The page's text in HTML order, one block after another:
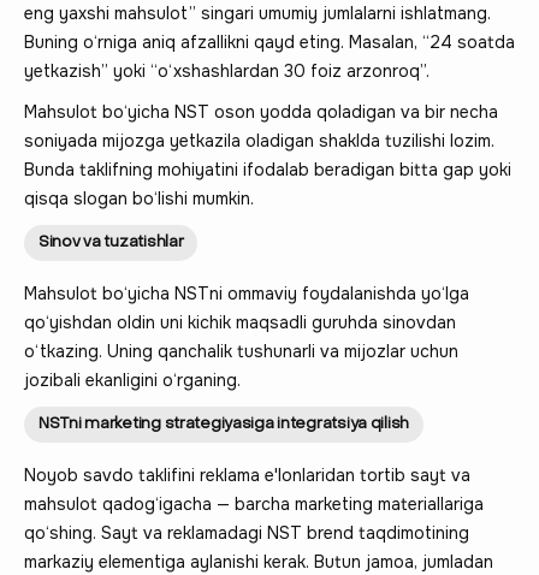
eng yaxshi mahsulot” singari umumiy jumlalarni ishlatmang.
Buning o‘rniga aniq afzallikni qayd eting. Masalan, “24 soatda
yetkazish” yoki “o‘xshashlardan 30 foiz arzonroq”.
Mahsulot bo‘yicha NST oson yodda qoladigan va bir necha
soniyada mijozga yetkazila oladigan shaklda tuzilishi lozim.
Bunda taklifning mohiyatini ifodalab beradigan bitta gap yoki
qisqa slogan bo‘lishi mumkin.
Sinov va tuzatishlar
Mahsulot bo‘yicha NSTni ommaviy foydalanishda yo‘lga
qo‘yishdan oldin uni kichik maqsadli guruhda sinovdan
o‘tkazing. Uning qanchalik tushunarli va mijozlar uchun
jozibali ekanligini o‘rganing.
NSTni marketing strategiyasiga integratsiya qilish
Noyob savdo taklifini reklama e'lonlaridan tortib sayt va
mahsulot qadog‘igacha — barcha marketing materiallariga
qo‘shing. Sayt va reklamadagi NST brend taqdimotining
markaziy elementiga aylanishi kerak. Butun jamoa, jumladan